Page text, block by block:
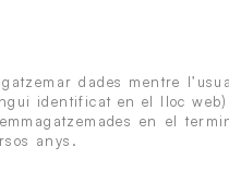
dades mentre
identificat en el lloc
en el
anys.